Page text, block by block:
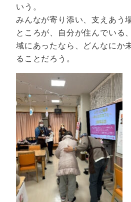
いう。
みんなが寄り添い、支えあう
ところが、自分が住んでいる
域にあったなら、どんなにか
ることだろう。